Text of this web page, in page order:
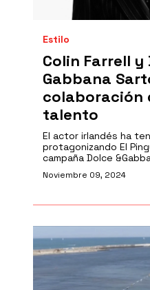
Estilo
Colin Farrell y
Gabbana
colaboración
talento
El actor irlandés ha
protagonizando El
campaña Dolce
Noviembre 09, 2024